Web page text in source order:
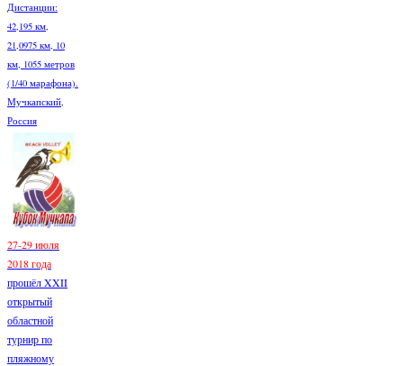
Дистанции:
42,195 км,
21,0975 км, 10
км, 1055 метров
(1/40 марафона).
Мучкапский,
Россия
27-29 июля
2018 года
прошёл XXII
открытый
областной
турнир по
пляжному